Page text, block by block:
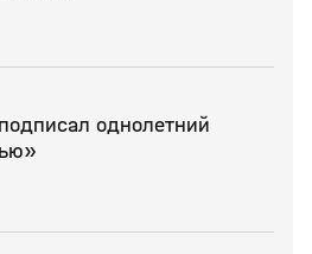
однолетний